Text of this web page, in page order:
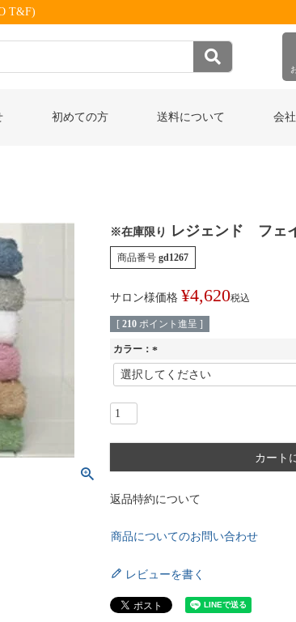
T&F)
初めての方 送料について 会
※在庫限り レジェンド フェ
商品番号 gd1267
サロン様価格 ¥4,620税込
[ 210 ポイント進呈 ]
カラー：
(
必
カート
返品特約について
商品についてのお問い合わせ
レビューを書く